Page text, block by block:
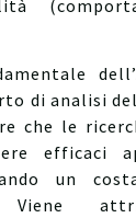
di analisi
che le
efficaci
un